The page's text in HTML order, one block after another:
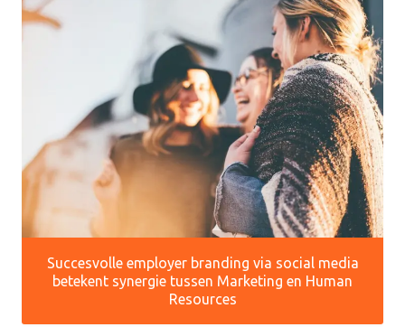
Succesvolle employer branding via social media
betekent synergie tussen Marketing en Human
Resources